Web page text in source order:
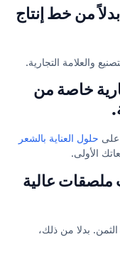
بدلاً من خط إنتاج
والعلامة التجارية.
خاصة من
على حلول العناية بالشعر
الأولى.
ملصقات عالية
بدلا من ذلك،